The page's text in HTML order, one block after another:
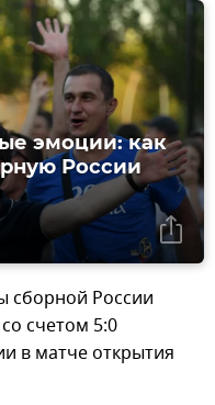
эмоции: как
России
сборной России
счетом 5:0
в матче открытия